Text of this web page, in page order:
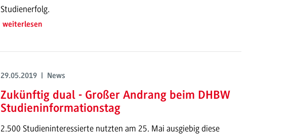
Studienerfolg.
weiterlesen
29.05.2019 | News
Zukünftig dual - Großer Andrang beim DHBW
Studieninformationstag
2.500 Studieninteressierte nutzten am 25. Mai ausgiebig diese